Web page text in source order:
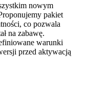
nowym
pakiet
co pozwala
na zabawę.
warunki
przed aktywacją